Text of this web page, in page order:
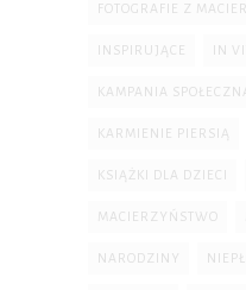
FOTOGRAFIE Z
INSPIRUJĄCE IN
KAMPANIA
KARMIENIE PIERSIĄ
KSIĄŻKI DLA DZIECI
MACIERZYŃSTWO
NARODZINY